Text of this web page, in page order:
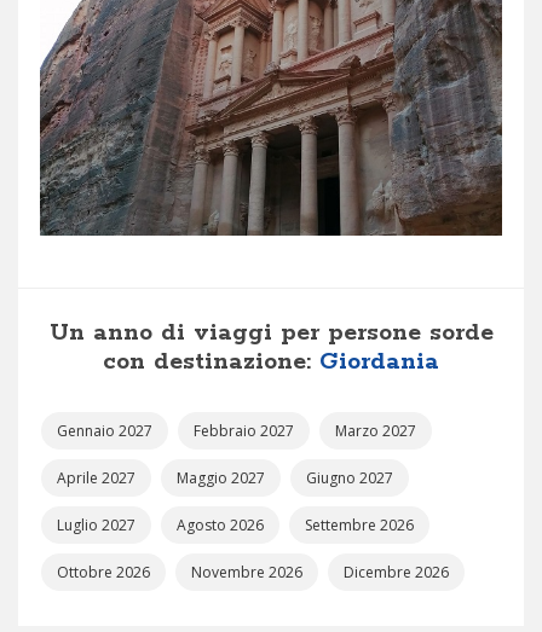
Un anno di viaggi per persone sorde
con destinazione: Giordania
Gennaio 2027 Febbraio 2027 Marzo 2027
Aprile 2027 Maggio 2027 Giugno 2027
Luglio 2027 Agosto 2026 Settembre 2026
Ottobre 2026 Novembre 2026 Dicembre 2026